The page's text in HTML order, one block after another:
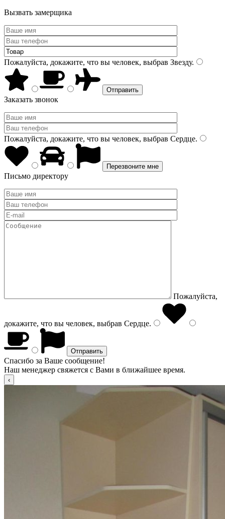
Вызвать замерщика
Пожалуйста, докажите, что вы человек, выбрав Звезду.
Заказать звонок
Пожалуйста, докажите, что вы человек, выбрав Сердце.
Письмо директору
Пожалуйста,
докажите, что вы человек, выбрав Сердце.
Спасибо за Ваше сообщение!
Наш менеджер свяжется с Вами в ближайшее время.